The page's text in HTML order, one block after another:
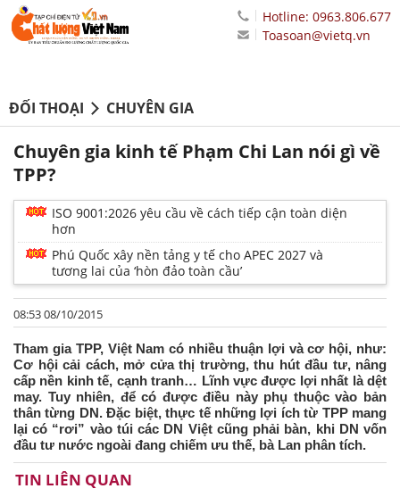
Hotline: 0963.806.677
Toasoan@vietq.vn
ĐỐI THOẠI CHUYÊN GIA
Chuyên gia kinh tế Phạm Chi Lan nói gì về
TPP?
ISO 9001:2026 yêu cầu về cách tiếp cận toàn diện
hơn
Phú Quốc xây nền tảng y tế cho APEC 2027 và
tương lai của ‘hòn đảo toàn cầu’
08:53 08/10/2015
Tham gia TPP, Việt Nam có nhiều thuận lợi và cơ hội, như:
Cơ hội cải cách, mở cửa thị trường, thu hút đầu tư, nâng
cấp nền kinh tế, cạnh tranh… Lĩnh vực được lợi nhất là dệt
may. Tuy nhiên, để có được điều này phụ thuộc vào bản
thân từng DN. Đặc biệt, thực tế những lợi ích từ TPP mang
lại có “rơi” vào túi các DN Việt cũng phải bàn, khi DN vốn
đầu tư nước ngoài đang chiếm ưu thế, bà Lan phân tích.
TIN LIÊN QUAN